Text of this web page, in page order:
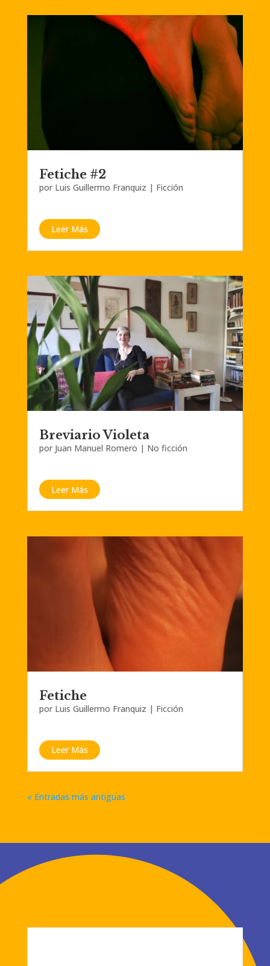
Fetiche #2
por Luis Guillermo Franquiz | Ficción
Leer Más
Breviario Violeta
por Juan Manuel Romero | No ficción
Leer Más
Fetiche
por Luis Guillermo Franquiz | Ficción
Leer Más
« Entradas más antiguas